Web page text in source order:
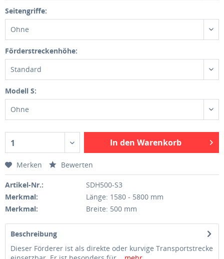
Seitengriffe:
Ohne
Förderstreckenhöhe:
Standard
Modell S:
Ohne
1 In den Warenkorb
Merken Bewerten
Artikel-Nr.:
SDH500-S3
Merkmal:
Länge: 1580 - 5800 mm
Merkmal:
Breite: 500 mm
Beschreibung
Dieser Förderer ist als direkte oder kurvige Transportstrecke